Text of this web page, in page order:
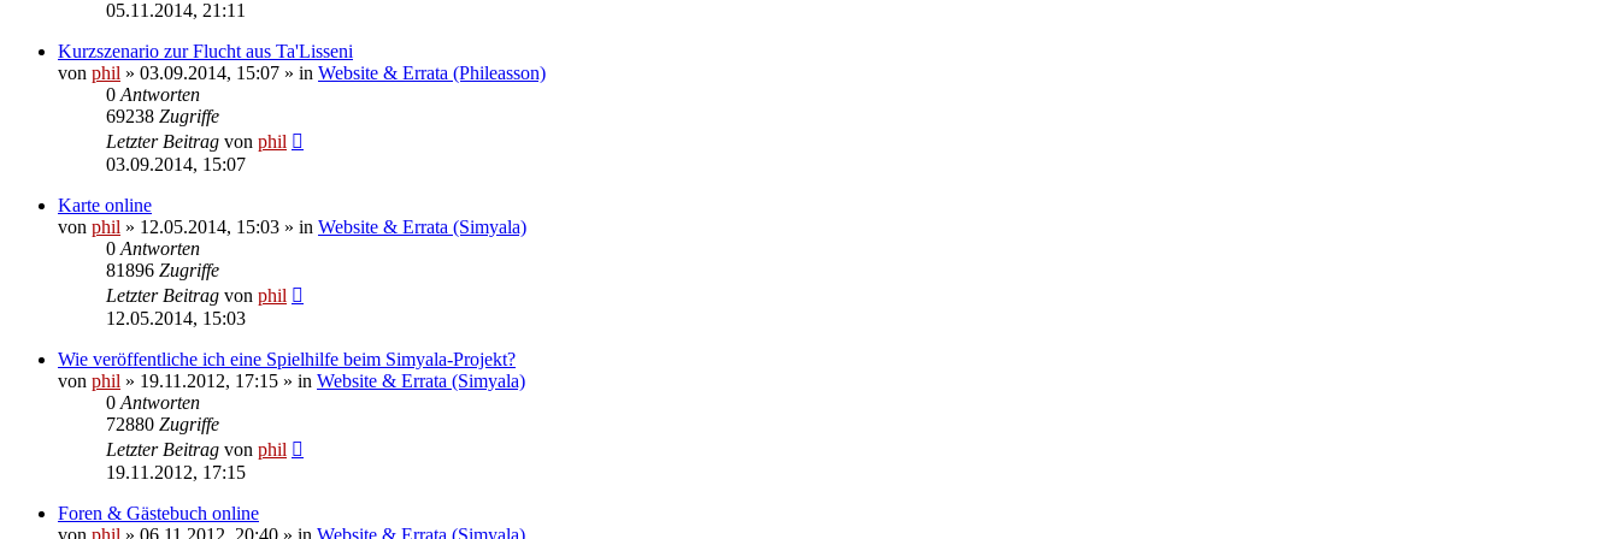
05.11.2014, 21:11
Kurzszenario zur Flucht aus Ta'Lisseni
von phil » 03.09.2014, 15:07 » in Website & Errata (Phileasson)
0 Antworten
69238 Zugriffe
Letzter Beitrag von phil
03.09.2014, 15:07
Karte online
von phil » 12.05.2014, 15:03 » in Website & Errata (Simyala)
0 Antworten
81896 Zugriffe
Letzter Beitrag von phil
12.05.2014, 15:03
Wie veröffentliche ich eine Spielhilfe beim Simyala-Projekt?
von phil » 19.11.2012, 17:15 » in Website & Errata (Simyala)
0 Antworten
72880 Zugriffe
Letzter Beitrag von phil
19.11.2012, 17:15
Foren & Gästebuch online
von phil » 06.11.2012, 20:40 » in Website & Errata (Simyala)